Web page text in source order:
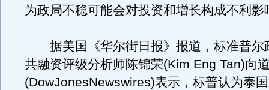
为政局不稳可能会对投资和增长构成不利影
据美国《华尔街日报》报道，标准普尔
共融资评级分析师陈锦荣(Kim Eng Tan)向
(DowJonesNewswires)表示，标普认为泰